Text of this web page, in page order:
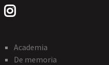
Academia
De memoria